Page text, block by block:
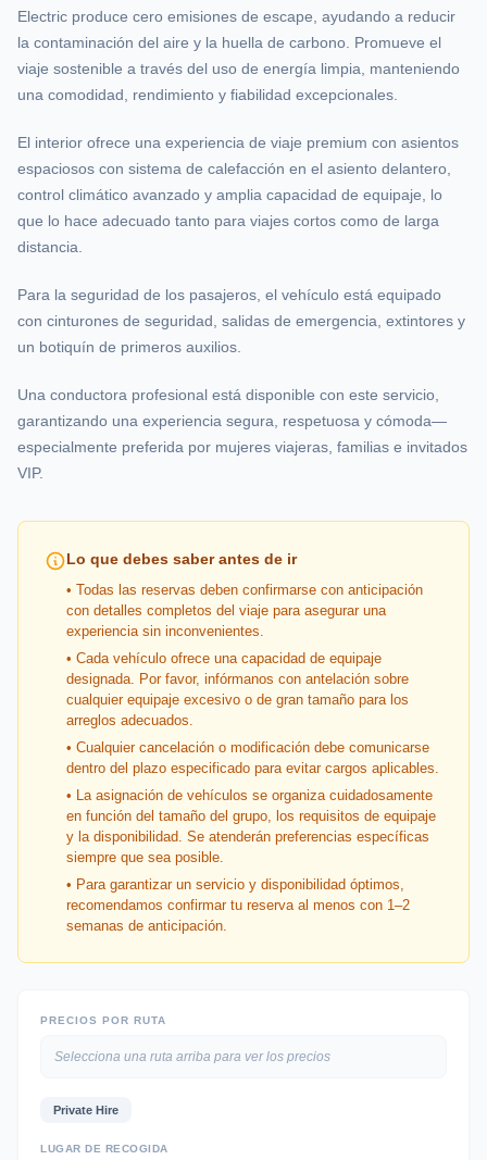
Electric produce cero emisiones de escape, ayudando a reducir
la contaminación del aire y la huella de carbono. Promueve el
viaje sostenible a través del uso de energía limpia, manteniendo
una comodidad, rendimiento y fiabilidad excepcionales.
El interior ofrece una experiencia de viaje premium con asientos
espaciosos con sistema de calefacción en el asiento delantero,
control climático avanzado y amplia capacidad de equipaje, lo
que lo hace adecuado tanto para viajes cortos como de larga
distancia.
Para la seguridad de los pasajeros, el vehículo está equipado
con cinturones de seguridad, salidas de emergencia, extintores y
un botiquín de primeros auxilios.
Una conductora profesional está disponible con este servicio,
garantizando una experiencia segura, respetuosa y cómoda—
especialmente preferida por mujeres viajeras, familias e invitados
VIP.
Lo que debes saber antes de ir
• Todas las reservas deben confirmarse con anticipación
con detalles completos del viaje para asegurar una
experiencia sin inconvenientes.
• Cada vehículo ofrece una capacidad de equipaje
designada. Por favor, infórmanos con antelación sobre
cualquier equipaje excesivo o de gran tamaño para los
arreglos adecuados.
• Cualquier cancelación o modificación debe comunicarse
dentro del plazo especificado para evitar cargos aplicables.
• La asignación de vehículos se organiza cuidadosamente
en función del tamaño del grupo, los requisitos de equipaje
y la disponibilidad. Se atenderán preferencias específicas
siempre que sea posible.
• Para garantizar un servicio y disponibilidad óptimos,
recomendamos confirmar tu reserva al menos con 1–2
semanas de anticipación.
PRECIOS POR RUTA
Selecciona una ruta arriba para ver los precios
Private Hire
LUGAR DE RECOGIDA